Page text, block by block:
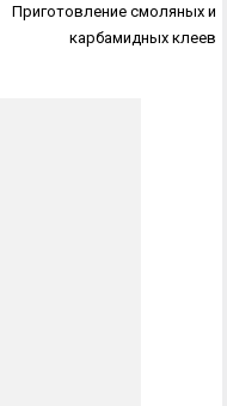
Приготовление смоляных и
карбамидных клеев